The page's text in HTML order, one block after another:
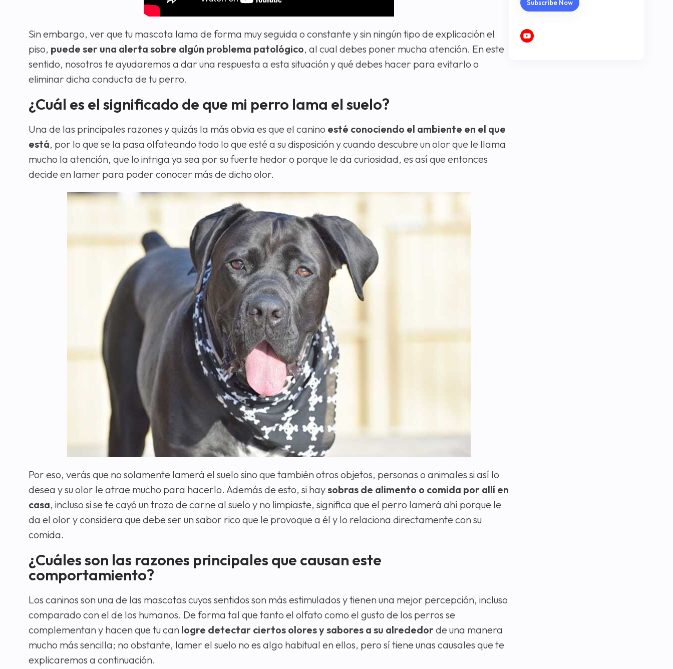
Sin embargo, ver que tu mascota lama de forma muy seguida o constante y sin ningún tipo de explicación el
piso, puede ser una alerta sobre algún problema patológico, al cual debes poner mucha atención. En este
sentido, nosotros te ayudaremos a dar una respuesta a esta situación y qué debes hacer para evitarlo o
eliminar dicha conducta de tu perro.
¿Cuál es el significado de que mi perro lama el suelo?
Una de las principales razones y quizás la más obvia es que el canino esté conociendo el ambiente en el que
está, por lo que se la pasa olfateando todo lo que esté a su disposición y cuando descubre un olor que le llama
mucho la atención, que lo intriga ya sea por su fuerte hedor o porque le da curiosidad, es así que entonces
decide en lamer para poder conocer más de dicho olor.
Por eso, verás que no solamente lamerá el suelo sino que también otros objetos, personas o animales si así lo
desea y su olor le atrae mucho para hacerlo. Además de esto, si haysobras de alimento o comida por allí en
casa, incluso si se te cayó un trozo de carne al suelo y no limpiaste, significa que el perro lamerá ahí porque le
da el olor y considera que debe ser un sabor rico que le provoque a él y lo relaciona directamente con su
comida.
¿Cuáles son las razones principales que causan este
comportamiento?
Los caninos son una de las mascotas cuyos sentidos son más estimulados y tienen una mejor percepción, incluso
comparado con el de los humanos. De forma tal que tanto el olfato como el gusto de los perros se
complementan y hacen que tu can logre detectar ciertos olores y sabores a su alrededorde una manera
mucho más sencilla; no obstante, lamer el suelo no es algo habitual en ellos, pero sí tiene unas causales que te
explicaremos a continuación.